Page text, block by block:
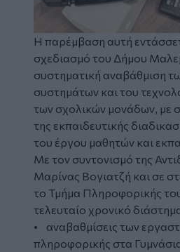
Η παρέμβαση αυτή
σχεδιασμό του Δήμου
συστηματική αναβάθμιση
συστημάτων και του
των σχολικών μονάδων, με
της εκπαιδευτικής
του έργου μαθητών και
Με τον συντονισμό της
Μαρίνας Βογιατζή και σε
το Τμήμα Πληροφορικής
τελευταίο χρονικό
• αναβαθμίσεις των
πληροφορικής στα